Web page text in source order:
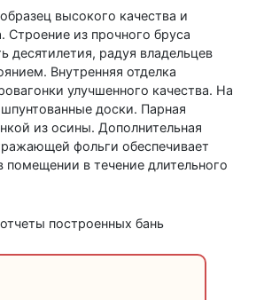
высокого качества и
Строение из прочного бруса
десятилетия, радуя владельцев
Внутренняя отделка
улучшенного качества. На
доски. Парная
из осины. Дополнительная
фольги обеспечивает
помещении в течение длительного
построенных бань